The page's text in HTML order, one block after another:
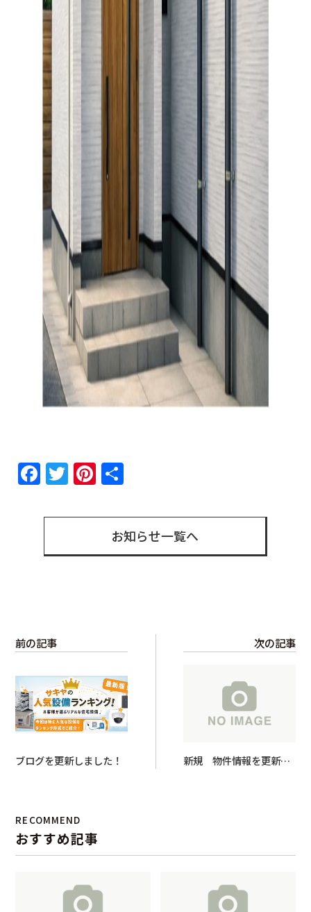
Facebook
TwitterPinterest
お知らせ一覧へ
前の記事
ブログを更新しました！
次の記事
新規 物件情報を更新し
RECOMMEND
おすすめ記事